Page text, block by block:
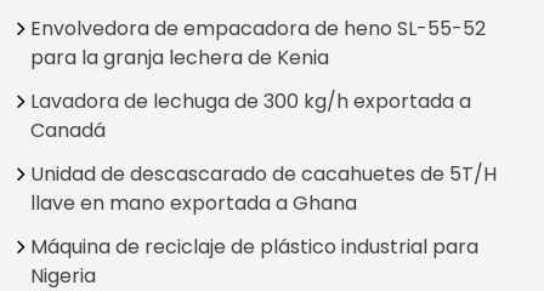
Envolvedora de empacadora de heno SL-55-52
para la granja lechera de Kenia
Lavadora de lechuga de 300 kg/h exportada a
Canadá
Unidad de descascarado de cacahuetes de 5T/H
llave en mano exportada a Ghana
Máquina de reciclaje de plástico industrial para
Nigeria